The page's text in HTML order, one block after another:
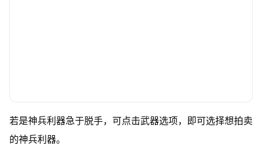
若是神兵利器急于脱手，可点击武器选项，即可选择想拍卖
的神兵利器。